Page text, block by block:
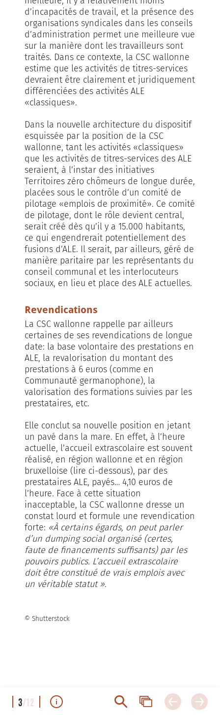
d’incapacités de travail, et la présence des
organisations syndicales dans les conseils
d’administration permet une meilleure vue
sur la manière dont les travailleurs sont
traités. Dans ce contexte, la CSC wallonne
estime que les activités de titres-services
devraient être clairement et juridiquement
différenciées des activités ALE
«classiques».
Dans la nouvelle architecture du dispositif
esquissée par la position de la CSC
wallonne, tant les activités «classiques»
que les activités de titres-services des ALE
seraient, à l’instar des initiatives
Territoires zéro chômeurs de longue durée,
placées sous le contrôle d’un comité de
pilotage «emplois de proximité». Ce comité
de pilotage, dont le rôle devient central,
serait créé dès qu’il y a 15.000 habitants,
ce qui engendrerait potentiellement des
fusions d’ALE. Il serait, par ailleurs, géré de
manière paritaire par les représentants du
conseil communal et les interlocuteurs
sociaux, en lieu et place des ALE actuelles.
Revendications
La CSC wallonne rappelle par ailleurs
certaines de ses revendications de longue
date: la base volontaire des prestations en
ALE, la revalorisation du montant des
prestations à 6 euros (comme en
Communauté germanophone), la
valorisation des formations suivies par les
prestataires, etc.
Elle conclut sa nouvelle position en jetant
un pavé dans la mare. En effet, à l’heure
actuelle, l’accueil extrascolaire est souvent
réalisé, en région wallonne et en région
bruxelloise (lire ci-dessous), par des
prestataires ALE, payés… 4,10 euros de
l’heure. Face à cette situation
inacceptable, la CSC wallonne dresse un
constat lourd et formule une revendication
forte: «À certains égards, on peut parler
d’un dumping social organisé (certes,
faute de financements suffisants) par les
pouvoirs publics. L’accueil extrascolaire
doit être constitué de vrais emplois avec
un véritable statut ».
© Shutterstock
3/12